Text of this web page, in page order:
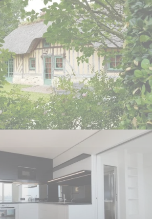
PARC FLORAL
Nantes - 44
ANCIENNE BOUILLERIE
Bonnebosq - 14